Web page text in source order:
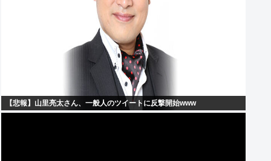
【悲報】山里亮太さん、一般人のツイートに反撃開始www